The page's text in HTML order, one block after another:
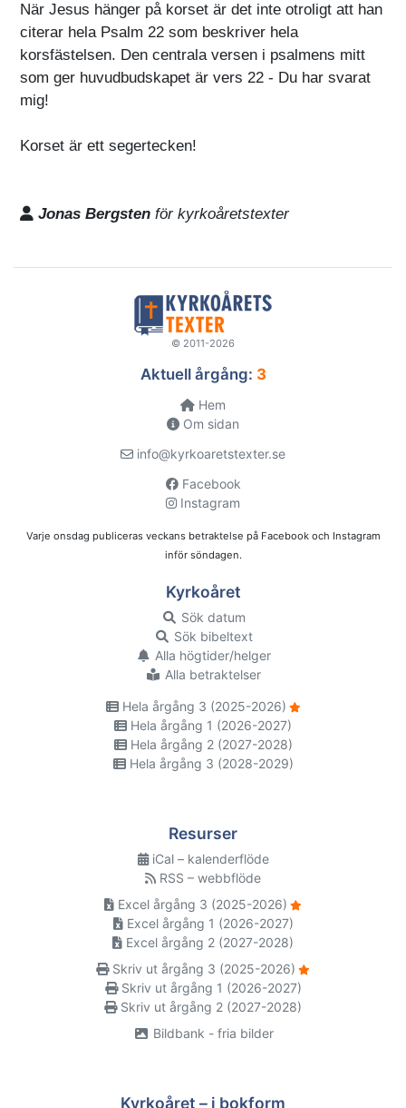
När Jesus hänger på korset är det inte otroligt att han
citerar hela Psalm 22 som beskriver hela
korsfästelsen. Den centrala versen i psalmens mitt
som ger huvudbudskapet är vers 22 - Du har svarat
mig!
Korset är ett segertecken!
Jonas Bergsten för kyrkoåretstexter
© 2011-2026
Aktuell årgång: 3
Hem
Om sidan
info@kyrkoaretstexter.se
Facebook
Instagram
Varje onsdag publiceras veckans betraktelse på Facebook och Instagram
inför söndagen.
Kyrkoåret
Sök datum
Sök bibeltext
Alla högtider/helger
Alla betraktelser
Hela årgång 3 (2025-2026)
Hela årgång 1 (2026-2027)
Hela årgång 2 (2027-2028)
Hela årgång 3 (2028-2029)
Resurser
iCal – kalenderflöde
RSS – webbflöde
Excel årgång 3 (2025-2026)
Excel årgång 1 (2026-2027)
Excel årgång 2 (2027-2028)
Skriv ut årgång 3 (2025-2026)
Skriv ut årgång 1 (2026-2027)
Skriv ut årgång 2 (2027-2028)
Bildbank - fria bilder
Kyrkoåret – i bokform